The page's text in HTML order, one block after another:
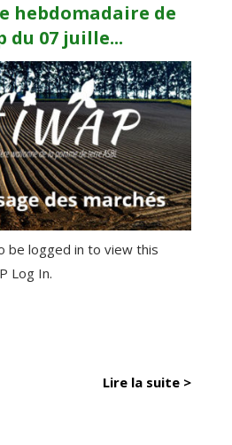
hebdomadaire de
du 07 juille...
be logged in to view this
Log In.
Lire la suite >